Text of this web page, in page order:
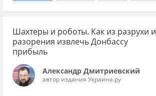
пожар
Шахтеры и роботы. Как из разрухи и
разорения извлечь Донбассу
прибыль
Александр Дмитриевский
автор издания Украина.ру